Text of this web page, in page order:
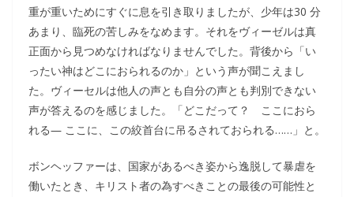
重が重いためにすぐに息を引き取りましたが、少年は30 分
あまり、臨死の苦しみをなめます。それをヴィーゼルは真
正面から見つめなければなりませんでした。背後から「い
ったい神はどこにおられるのか」という声が聞こえまし
た。ヴィーセルは他人の声とも自分の声とも判別できない
声が答えるのを感じました。「どこだって？ ここにおら
れる― ここに、この絞首台に吊るされておられる……」と。
ボンヘッファーは、国家があるべき姿から逸脱して暴虐を
働いたとき、キリスト者の為すべきことの最後の可能性と